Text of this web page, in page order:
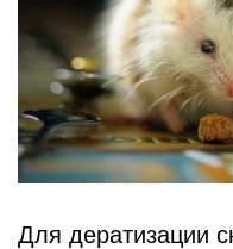
Для дератизации